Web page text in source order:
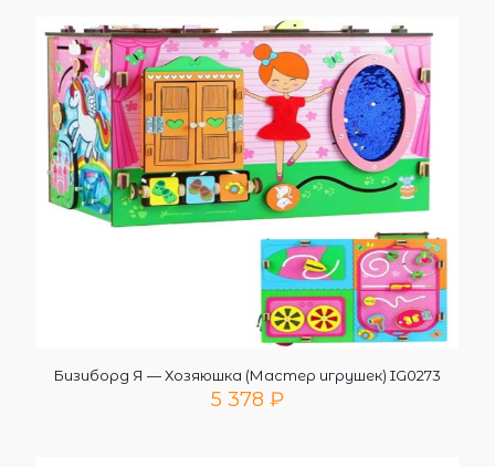
Бизиборд Я — Хозяюшка (Мастер игрушек) IG0273
5 378 ₽